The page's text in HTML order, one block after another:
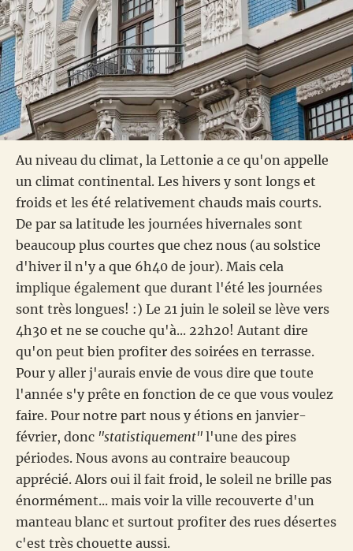
Au niveau du climat, la Lettonie a ce qu'on appelle
un climat continental. Les hivers y sont longs et
froids et les été relativement chauds mais courts.
De par sa latitude les journées hivernales sont
beaucoup plus courtes que chez nous (au solstice
d'hiver il n'y a que 6h40 de jour). Mais cela
implique également que durant l'été les journées
sont très longues! :) Le 21 juin le soleil se lève vers
4h30 et ne se couche qu'à... 22h20! Autant dire
qu'on peut bien profiter des soirées en terrasse.
Pour y aller j'aurais envie de vous dire que toute
l'année s'y prête en fonction de ce que vous voulez
faire. Pour notre part nous y étions en janvier-
février, donc "statistiquement" l'une des pires
périodes. Nous avons au contraire beaucoup
apprécié. Alors oui il fait froid, le soleil ne brille pas
énormément... mais voir la ville recouverte d'un
manteau blanc et surtout profiter des rues désertes
c'est très chouette aussi.